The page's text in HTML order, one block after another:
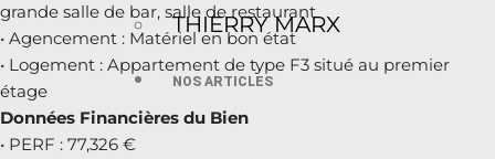
THIERRY MARX
NOS ARTICLES
grande salle de bar, salle de restaurant
• Agencement : Matériel en bon état
• Logement : Appartement de type F3 situé au premier
étage
Données Financières du Bien
• PERF : 77,326 €